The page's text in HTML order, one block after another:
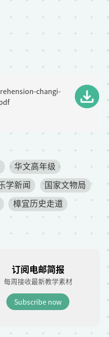
changi-
华文高年级
学新闻
国家文物局
樟宜历史走道
订阅电邮简报
每周接收最新教学素材
Subscribe now